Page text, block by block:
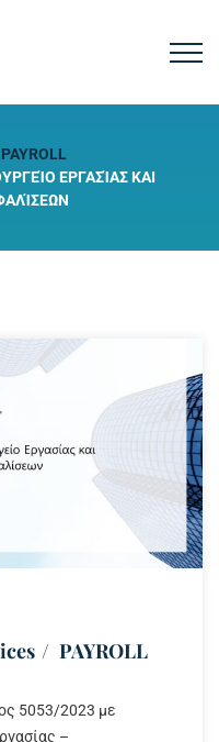
PAYROLL
ΕΡΓΑΣΊΑΣ ΚΑΙ
PAYROLL
5053/2023 με
–